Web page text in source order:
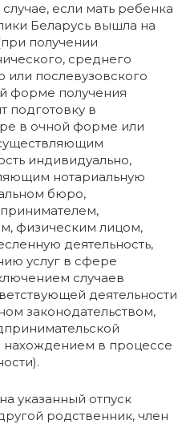
если мать ребенка
Беларусь вышла на
получении
среднего
или послевузовского
форме получения
подготовку в
в очной форме или
индивидуально,
нотариальную
бюро,
физическим лицом,
деятельность,
услуг в сфере
случаев
деятельности
законодательством,
нахождением в процессе
указанный отпуск
родственник, член